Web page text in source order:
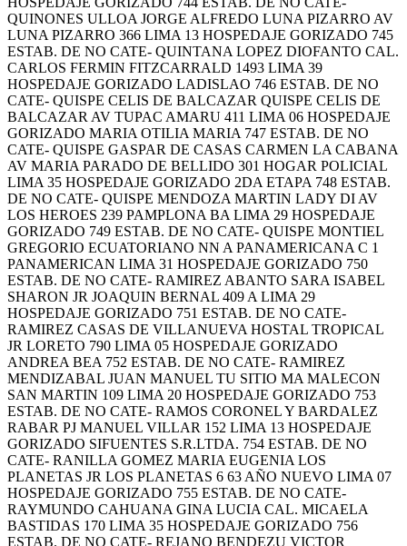
QUINONES ULLOA JORGE ALFREDO LUNA PIZARRO AV
LUNA PIZARRO 366 LIMA 13 HOSPEDAJE GORIZADO 745
ESTAB. DE NO CATE- QUINTANA LOPEZ DIOFANTO CAL.
CARLOS FERMIN FITZCARRALD 1493 LIMA 39
HOSPEDAJE GORIZADO LADISLAO 746 ESTAB. DE NO
CATE- QUISPE CELIS DE BALCAZAR QUISPE CELIS DE
BALCAZAR AV TUPAC AMARU 411 LIMA 06 HOSPEDAJE
GORIZADO MARIA OTILIA MARIA 747 ESTAB. DE NO
CATE- QUISPE GASPAR DE CASAS CARMEN LA CABANA
AV MARIA PARADO DE BELLIDO 301 HOGAR POLICIAL
LIMA 35 HOSPEDAJE GORIZADO 2DA ETAPA 748 ESTAB.
DE NO CATE- QUISPE MENDOZA MARTIN LADY DI AV
LOS HEROES 239 PAMPLONA BA LIMA 29 HOSPEDAJE
GORIZADO 749 ESTAB. DE NO CATE- QUISPE MONTIEL
GREGORIO ECUATORIANO NN A PANAMERICANA C 1
PANAMERICAN LIMA 31 HOSPEDAJE GORIZADO 750
ESTAB. DE NO CATE- RAMIREZ ABANTO SARA ISABEL
SHARON JR JOAQUIN BERNAL 409 A LIMA 29
HOSPEDAJE GORIZADO 751 ESTAB. DE NO CATE-
RAMIREZ CASAS DE VILLANUEVA HOSTAL TROPICAL
JR LORETO 790 LIMA 05 HOSPEDAJE GORIZADO
ANDREA BEA 752 ESTAB. DE NO CATE- RAMIREZ
MENDIZABAL JUAN MANUEL TU SITIO MA MALECON
SAN MARTIN 109 LIMA 20 HOSPEDAJE GORIZADO 753
ESTAB. DE NO CATE- RAMOS CORONEL Y BARDALEZ
RABAR PJ MANUEL VILLAR 152 LIMA 13 HOSPEDAJE
GORIZADO SIFUENTES S.R.LTDA. 754 ESTAB. DE NO
CATE- RANILLA GOMEZ MARIA EUGENIA LOS
PLANETAS JR LOS PLANETAS 6 63 AÑO NUEVO LIMA 07
HOSPEDAJE GORIZADO 755 ESTAB. DE NO CATE-
RAYMUNDO CAHUANA GINA LUCIA CAL. MICAELA
BASTIDAS 170 LIMA 35 HOSPEDAJE GORIZADO 756
ESTAB. DE NO CATE- REJANO BENDEZU VICTOR